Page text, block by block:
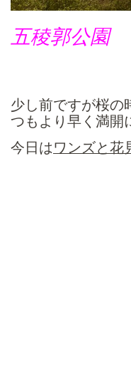
五稜郭公園
少し前ですが桜の
つもより早く満開
今日はワンズと花